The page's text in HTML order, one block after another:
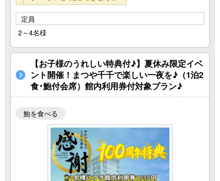
定員
2～4名様
【お子様のうれしい特典付♪】夏休み限定イベ
ント開催！まつや千千で楽しい一夜を♪（1泊2
食･鮑付会席）館内利用券付対象プラン♪
鮑を食べる